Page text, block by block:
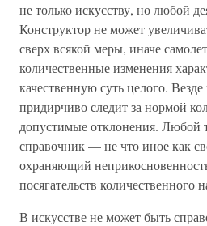
не только искусству, но любой
Конструктор не может
сверх всякой меры, иначе
количественные изменения
качественную суть целого.
придирчиво следит за нормой
допустимые отклонения. Любой
справочник — не что иное как
охраняющий
посягательств количественного
В искусстве не может быть